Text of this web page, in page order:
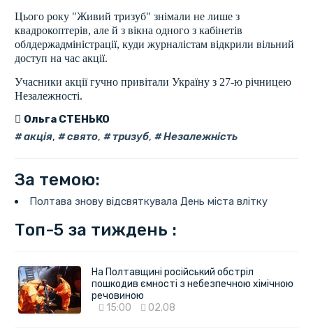
Цього року "Живий тризуб" знімали не лише з
квадрокоптерів, але й з вікна одного з кабінетів
облдержадміністрації, куди журналістам відкрили вільний
доступ на час акції.
Учасники акції гучно привітали Україну з 27-ю річницею
Незалежності.
Ольга СТЕНЬКО
акція, свято, тризуб, Незалежність
За темою:
Полтава знову відсвяткувала День міста влітку
Топ-5 за тиждень :
На Полтавщині російський обстріл
пошкодив ємності з небезпечною хімічною
речовиною
15:00
02.08